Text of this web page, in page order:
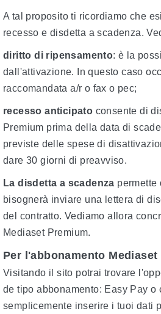
A tal proposito ti ricordiamo che
recesso e disdetta a scadenza.
diritto di ripensamento: è la
dall'attivazione. In questo caso
raccomandata a/r o fax o pec;
recesso anticipato consente di
Premium prima della data di
previste delle spese di
dare 30 giorni di preavviso.
La disdetta a scadenza permette
bisognerà inviare una lettera di
del contratto. Vediamo allora
Mediaset Premium.
Per l'abbonamento Mediaset
Visitando il sito potrai trovare
de tipo abbonamento: Easy Pay
semplicemente inserire i tuoi dati